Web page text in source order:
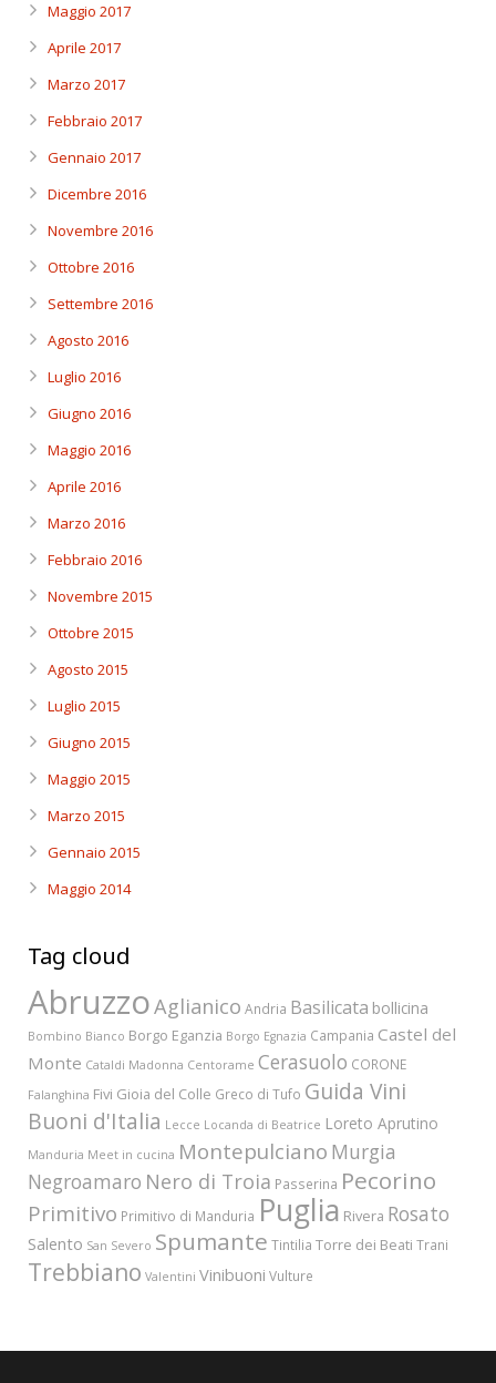
Maggio 2017
Aprile 2017
Marzo 2017
Febbraio 2017
Gennaio 2017
Dicembre 2016
Novembre 2016
Ottobre 2016
Settembre 2016
Agosto 2016
Luglio 2016
Giugno 2016
Maggio 2016
Aprile 2016
Marzo 2016
Febbraio 2016
Novembre 2015
Ottobre 2015
Agosto 2015
Luglio 2015
Giugno 2015
Maggio 2015
Marzo 2015
Gennaio 2015
Maggio 2014
Tag cloud
AbruzzoAglianico Andria Basilicata bollicina
Bombino Bianco Borgo Eganzia Borgo Egnazia Campania Castel del
Monte Cataldi Madonna Centorame Cerasuolo CORONE
Falanghina Fivi Gioia del Colle Greco di Tufo Guida Vini
Buoni d'Italia Lecce Locanda di Beatrice Loreto Aprutino
Manduria Meet in cucina Montepulciano Murgia
Negroamaro Nero di Troia Passerina Pecorino
Primitivo Primitivo di Manduria Puglia Rivera Rosato
Salento San Severo Spumante Tintilia Torre dei Beati Trani
Trebbiano Valentini Vinibuoni Vulture